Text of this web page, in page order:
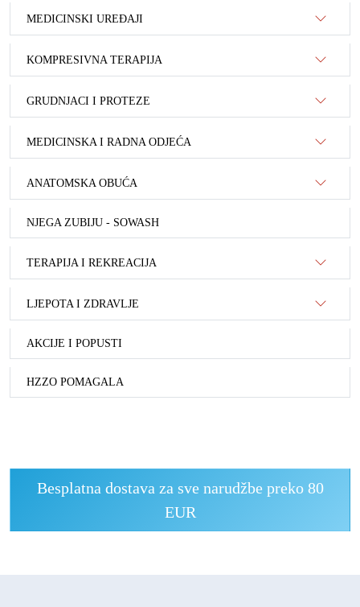
MEDICINSKI UREĐAJI
KOMPRESIVNA TERAPIJA
GRUDNJACI I PROTEZE
MEDICINSKA I RADNA ODJEĆA
ANATOMSKA OBUĆA
NJEGA ZUBIJU - SOWASH
TERAPIJA I REKREACIJA
LJEPOTA I ZDRAVLJE
AKCIJE I POPUSTI
HZZO POMAGALA
Besplatna dostava za sve narudžbe preko 80
EUR